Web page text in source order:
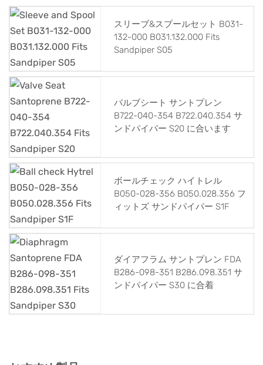
スリーブ&スプールセット B031-
132-000 B031.132.000 Fits
Sandpiper S05
バルブシート サントプレン
B722-040-354 B722.040.354 サ
ンドパイパー S20 に合います
ボールチェック ハイトレル
B050-028-356 B050.028.356 フ
ィットズ サンドパイパー S1F
ダイアフラム サントプレン FDA
B286-098-351 B286.098.351 サ
ンドパイパー S30 に合着